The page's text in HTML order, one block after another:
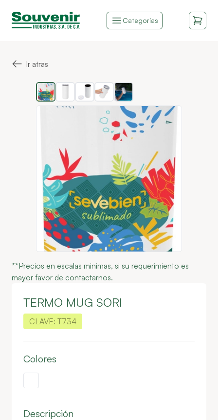
Categorías
← Ir atras
**Precios en escalas minimas, si su requerimiento es
mayor favor de contactarnos.
TERMO MUG SORI
CLAVE: T734
Colores
Descripción